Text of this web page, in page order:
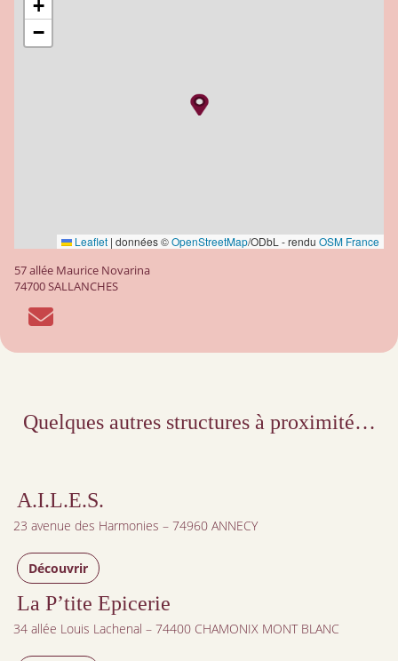
+
−
Leaflet | données ©OpenStreetMap/ODbL - rendu OSM France
57 allée Maurice Novarina
74700 SALLANCHES
Quelques autres structures à proximité…
A.I.L.E.S.
23 avenue des Harmonies – 74960 ANNECY
Découvrir
La P’tite Epicerie
34 allée Louis Lachenal – 74400 CHAMONIX MONT BLANC